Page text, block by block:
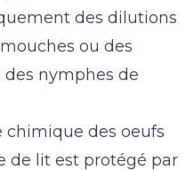
des dilutions
ou des
nymphes de
chimique des oeufs
de lit est protégé par